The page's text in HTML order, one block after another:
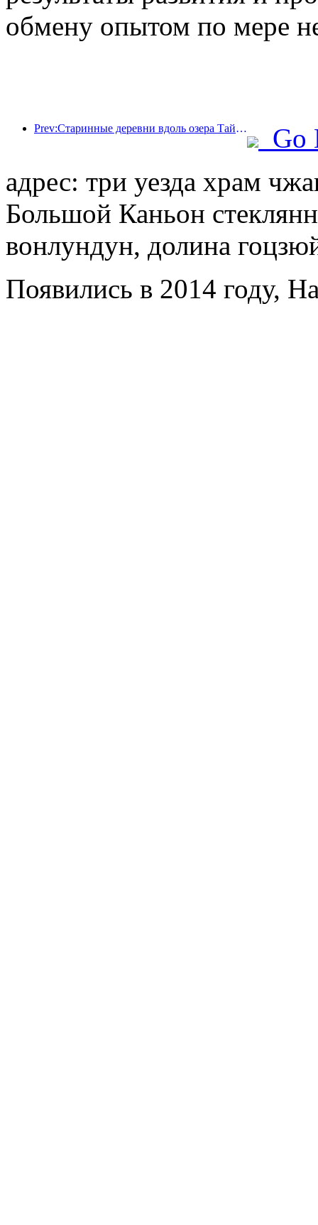
обмену опытом по мере
Prev:Старинные деревни вдоль озера Тайху в Хучжоу провинции Чжэцзян начали реконструкцию и модернизацию, в которые было инвестировано около 1 млрд юаней.
Go
адрес: три уезда храм
Большой Каньон
вонлундун, долина
Появились в 2014 году,